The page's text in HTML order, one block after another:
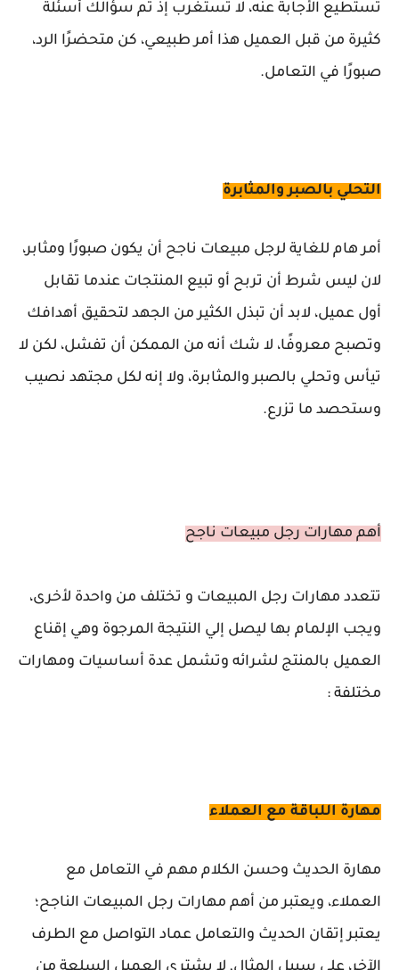
تستطيع الأجابة عنه، لا تستغرب إذ تم سؤالك أسئلة
كثيرة من قبل العميل هذا أمر طبيعي، كن متحضرًا الرد،
صبورًا في التعامل.
التحلي بالصبر والمثابرة
أمر هام للغاية لرجل مبيعات ناجح أن يكون صبورًا ومثابر،
لان ليس شرط أن تربح أو تبيع المنتجات عندما تقابل
أول عميل، لابد أن تبذل الكثير من الجهد لتحقيق أهدافك
وتصبح معروفًا، لا شك أنه من الممكن أن تفشل، لكن لا
تيأس وتحلي بالصبر والمثابرة، ولا إنه لكل مجتهد نصيب
وستحصد ما تزرع.
أهم مهارات رجل مبيعات ناجح
تتعدد مهارات رجل المبيعات و تختلف من واحدة لأخرى،
ويجب الإلمام بها ليصل إلي النتيجة المرجوة وهي إقناع
العميل بالمنتج لشرائه وتشمل عدة أساسيات ومهارات
مختلفة :
مهارة اللباقة مع العملاء
مهارة الحديث وحسن الكلام مهم في التعامل مع
العملاء، ويعتبر من أهم مهارات رجل المبيعات الناجح؛
يعتبر إتقان الحديث والتعامل عماد التواصل مع الطرف